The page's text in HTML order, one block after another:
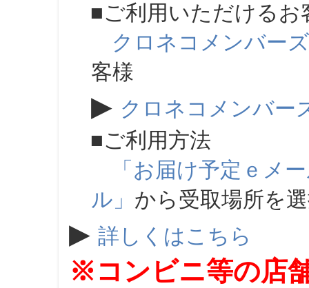
■ご利用いただけるお
クロネコメンバーズ
客様
▶ クロネコメンバー
■ご利用方法
「お届け予定ｅメ
ル」 から受取場所を
▶ 詳しくはこちら
※コンビニ等の店